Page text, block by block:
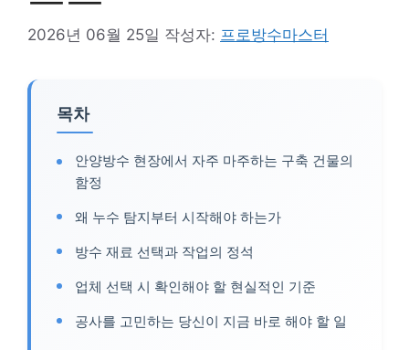
2026년 06월 25일 작성자: 프로방수마스터
목차
안양방수 현장에서 자주 마주하는 구축 건물의
함정
왜 누수 탐지부터 시작해야 하는가
방수 재료 선택과 작업의 정석
업체 선택 시 확인해야 할 현실적인 기준
공사를 고민하는 당신이 지금 바로 해야 할 일